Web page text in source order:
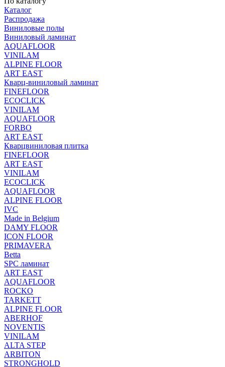
Каталог
Распродажа
Виниловые полы
Виниловый ламинат
AQUAFLOOR
VINILAM
ALPINE FLOOR
ART EAST
Кварц-виниловый ламинат
FINEFLOOR
ECOCLICK
VINILAM
AQUAFLOOR
FORBO
ART EAST
Кварцвиниловая плитка
FINEFLOOR
ART EAST
VINILAM
ECOCLICK
AQUAFLOOR
ALPINE FLOOR
IVC
Made in Belgium
DAMY FLOOR
ICON FLOOR
PRIMAVERA
Betta
SPC ламинат
ART EAST
AQUAFLOOR
ROCKO
TARKETT
ALPINE FLOOR
ABERHOF
NOVENTIS
VINILAM
ALTA STEP
ARBITON
STRONGHOLD